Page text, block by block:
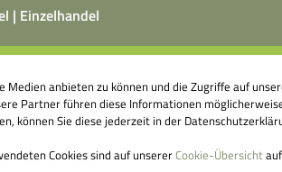
| Einzelhandel
Milchsäurebakterien in klimatisierten
aufwendig hergestellt wird.
einen großen Beitrag dazu leisten, unser
anzuregen.
anbieten zu können und die Zugriffe auf
Partner führen diese Informationen
können Sie diese jederzeit in der
Cookies sind auf unsererCookie-Übersicht